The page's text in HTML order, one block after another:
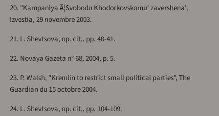
20. "Kampaniya Ã¦Svobodu Khodorkovskomu' zavershena",
Izvestia, 29 novembre 2003.
21. L. Shevtsova, op. cit., pp. 40-41.
22. Novaya Gazeta n° 68, 2004, p. 5.
23. P. Walsh, "Kremlin to restrict small political parties", The
Guardian du 15 octobre 2004.
24. L. Shevtsova, op. cit., pp. 104-109.